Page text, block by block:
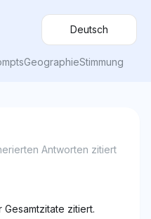
Deutsch
GeographieStimmung
Antworten zitiert
Gesamtzitate zitiert.